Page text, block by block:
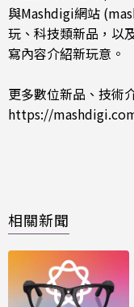
與Mashdigi網站
玩、科技類新品，以
寫內容介紹新玩意。
更多數位新品、技術
https://
相關新聞